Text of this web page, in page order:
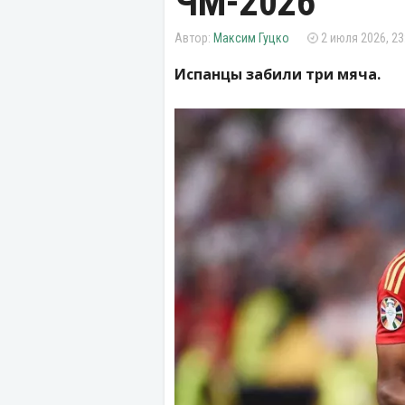
Максим Гуцко 2 июля 2026,
Испанцы забили три мяча.